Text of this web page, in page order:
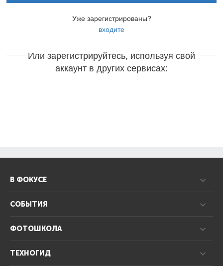
Уже зарегистрированы?
входите
Или зарегистрируйтесь, используя свой
аккаунт в других сервисах:
В ФОКУСЕ
СОБЫТИЯ
ФОТОШКОЛА
ТЕХНОГИД